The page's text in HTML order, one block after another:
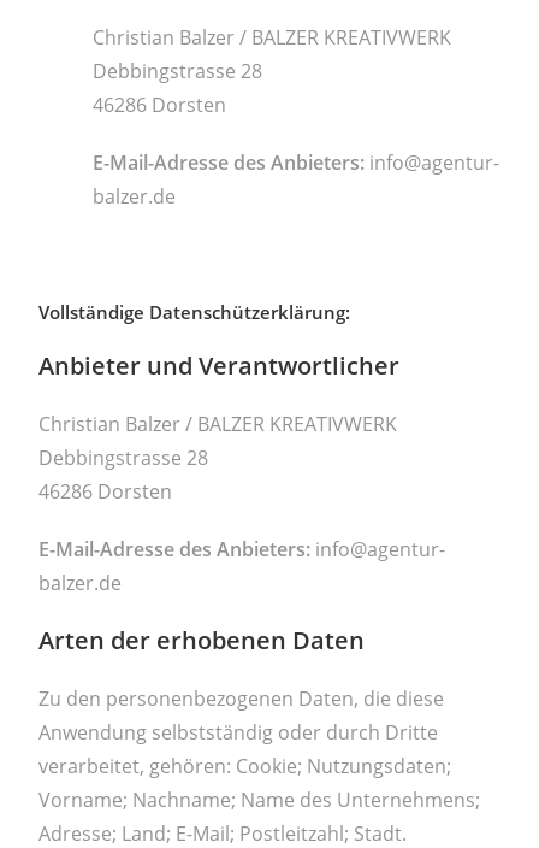
Christian Balzer / BALZER KREATIVWERK
Debbingstrasse 28
46286 Dorsten
E-Mail-Adresse des Anbieters: info@agentur-
balzer.de
Vollständige Datenschützerklärung:
Anbieter und Verantwortlicher
Christian Balzer / BALZER KREATIVWERK
Debbingstrasse 28
46286 Dorsten
E-Mail-Adresse des Anbieters: info@agentur-
balzer.de
Arten der erhobenen Daten
Zu den personenbezogenen Daten, die diese
Anwendung selbstständig oder durch Dritte
verarbeitet, gehören: Cookie; Nutzungsdaten;
Vorname; Nachname; Name des Unternehmens;
Adresse; Land; E-Mail; Postleitzahl; Stadt.